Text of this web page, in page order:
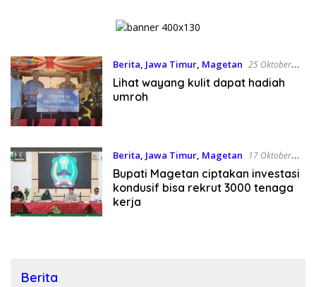
Berita, Jawa Timur, Magetan 25 Oktober
2025
Lihat wayang kulit dapat hadiah
umroh
Berita, Jawa Timur, Magetan
17 Oktober
2025
Bupati Magetan ciptakan investasi
kondusif bisa rekrut 3000 tenaga
kerja
Berita